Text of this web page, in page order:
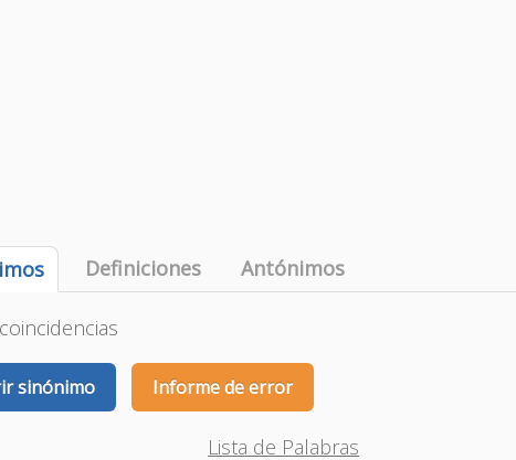
Definiciones Antónimos
sinónimo Informe de error
Lista de Palabras